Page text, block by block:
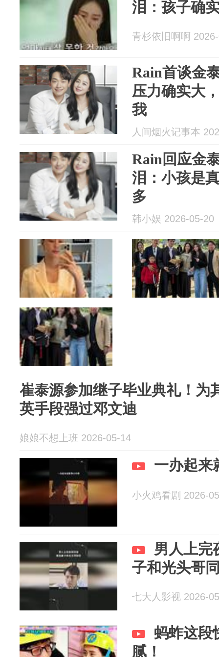
泪：孩子确
青杉依旧啊啊
Rain首谈金
压力确实大
我
人间烟火记事本
Rain回应金
泪：小孩是
多
韩小娱 2026-05-20
崔泰源参加继子毕业典礼！为
英手段强过邓文迪
娘娘不想上班 2026-05-14
一办起来
小火鸡看剧 2026-
男人上完
子和光头哥
七大人影视 2026-
蚂蚱这段
腻！